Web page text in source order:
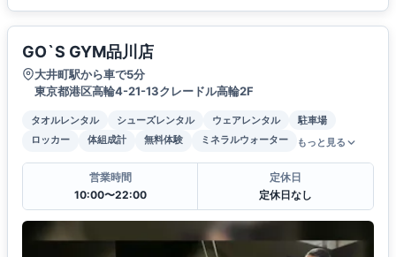
GO`S GYM品川店
大井町駅から車で5分
東京都港区高輪4-21-13クレードル高輪2F
タオルレンタル シューズレンタル ウェアレンタル
駐車場
ロッカー
体組成計 無料体験 ミネラルウォーター もっと見る
営業時間
10:00〜22:00
定休日
定休日なし